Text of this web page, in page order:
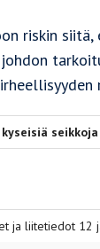
riskin
kyseisiä
ja liitetiedot